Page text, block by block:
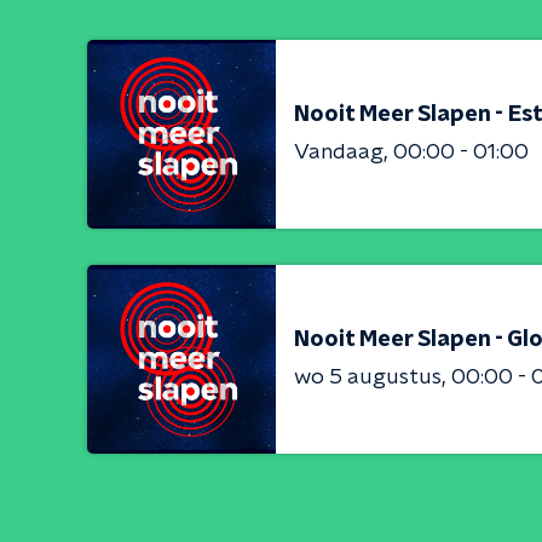
Nooit Meer Slapen -
Vandaag 00:00 - 01:00
Nooit Meer Slapen -
wo 5 augustus 00:00 -